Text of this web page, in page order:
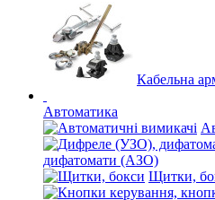
Кабельна
Автоматика
дифатомати (АЗО)
Щитки,